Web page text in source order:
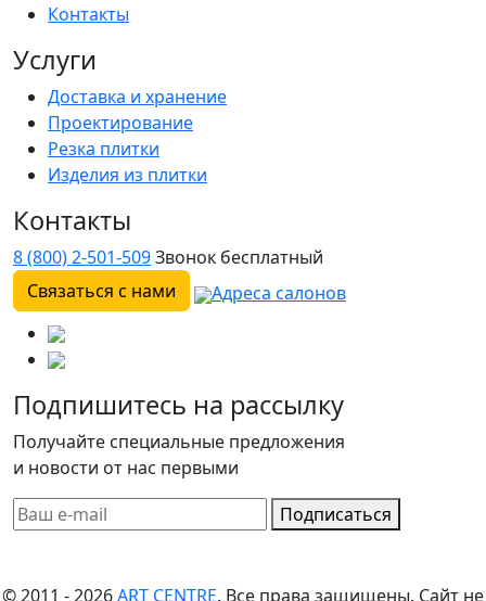
Контакты
Услуги
Доставка и хранение
Проектирование
Резка плитки
Изделия из плитки
Контакты
8 (800) 2-501-509Звонок бесплатный
Связаться с нами
Адреса салонов
Подпишитесь на рассылку
Получайте специальные предложения
и новости от нас первыми
Подписаться
© 2011 - 2026ART CENTRE. Все права защищены. Сайт не